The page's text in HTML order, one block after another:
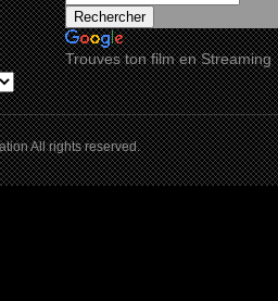
Trouves ton film en Streaming
All rights reserved.